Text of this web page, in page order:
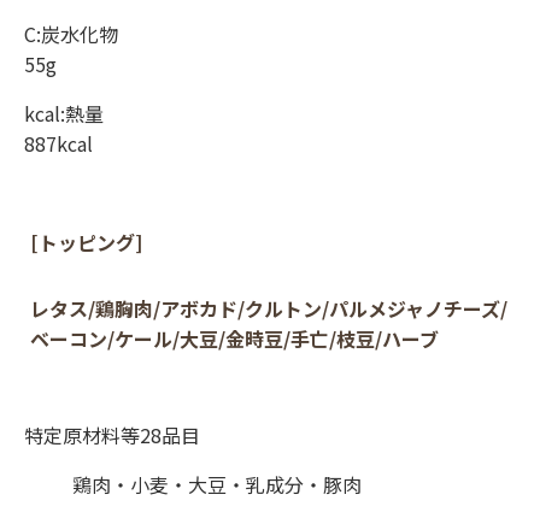
C:炭水化物
55g
kcal:熱量
887kcal
[トッピング]
レタス/鶏胸肉/アボカド/クルトン/パルメジャノチーズ/
ベーコン/ケール/大豆/金時豆/手亡/枝豆/ハーブ
特定原材料等28品目
鶏肉・小麦・大豆・乳成分・豚肉